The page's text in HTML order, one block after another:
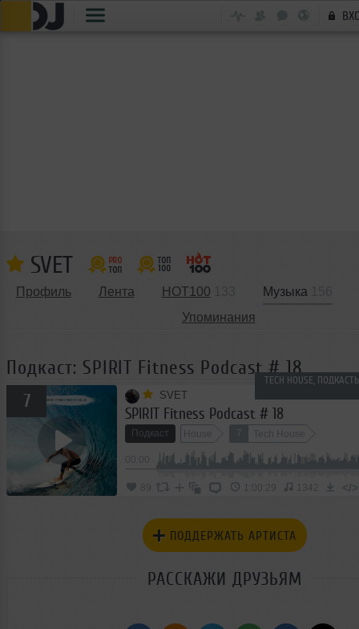
SVET
Профиль Лента HOT100 Музыка
Упоминания
Подкаст: SPIRIT Fitness Podcast # 18
TECH HOUSE,
7 SVET
SPIRIT Fitness Podcast # 18
Подкаст House 7 Tech House
89 1:00:29 1342 </>
ПОДДЕРЖАТЬ АРТИСТА
РАССКАЖИ ДРУЗЬЯМ